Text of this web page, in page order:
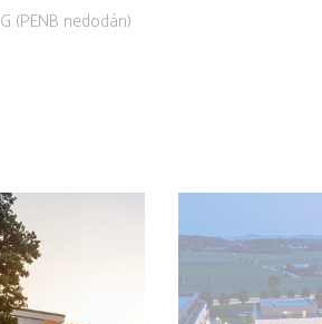
G (PENB nedodán)